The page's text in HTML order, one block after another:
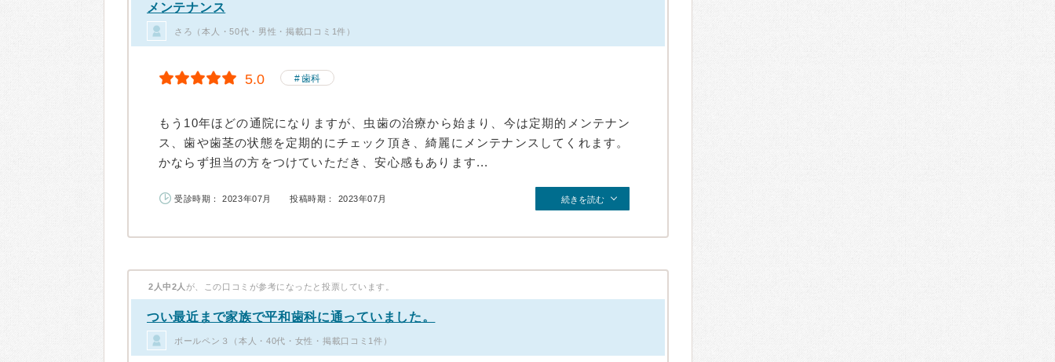
メンテナンス
さろ（本人・50代・男性・掲載口コミ1件）
5.0 歯科
もう10年ほどの通院になりますが、虫歯の治療から始まり、今は定期的メンテナン
ス、歯や歯茎の状態を定期的にチェック頂き、綺麗にメンテナンスしてくれます。
かならず担当の方をつけていただき、安心感もあります...
受診時期： 2023年07月 投稿時期： 2023年07月 続きを読む
2人中2人 が、この口コミが参考になったと投票しています。
つい最近まで家族で平和歯科に通っていました。
ボールペン３（本人・40代・女性・掲載口コミ1件）